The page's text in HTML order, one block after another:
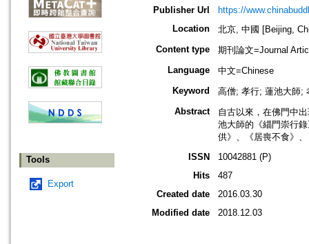
Tools
Export
Publisher Url
https://
Location
北京, 中國 [Beijing,
Content type
期刊論文=Journal
Language
中文=Chinese
Keyword
高僧; 孝行; 蓮池大師;
Abstract
自古以來，在佛門中
池大師的《緇門崇行
供》、《居喪不食》
ISSN
10042881 (P)
Hits
487
Created date
2016.03.30
Modified date
2018.12.03